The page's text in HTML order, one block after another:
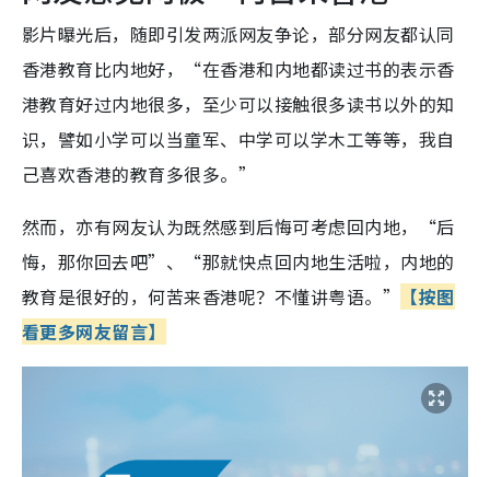
影片曝光后，随即引发两派网友争论，部分网友都认同
香港教育比内地好，“在香港和内地都读过书的表示香
港教育好过内地很多，至少可以接触很多读书以外的知
识，譬如小学可以当童军、中学可以学木工等等，我自
己喜欢香港的教育多很多。”
然而，亦有网友认为既然感到后悔可考虑回内地，“后
悔，那你回去吧”、“那就快点回内地生活啦，内地的
教育是很好的，何苦来香港呢？不懂讲粤语。”
【按图
看更多网友留言】